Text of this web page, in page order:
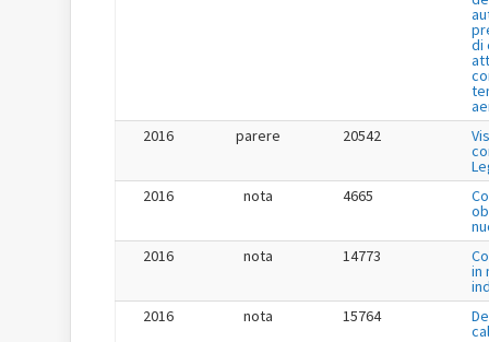
di
2016
parere 20542
2016
nota 4665
2016
nota 14773
in
2016
nota 15764